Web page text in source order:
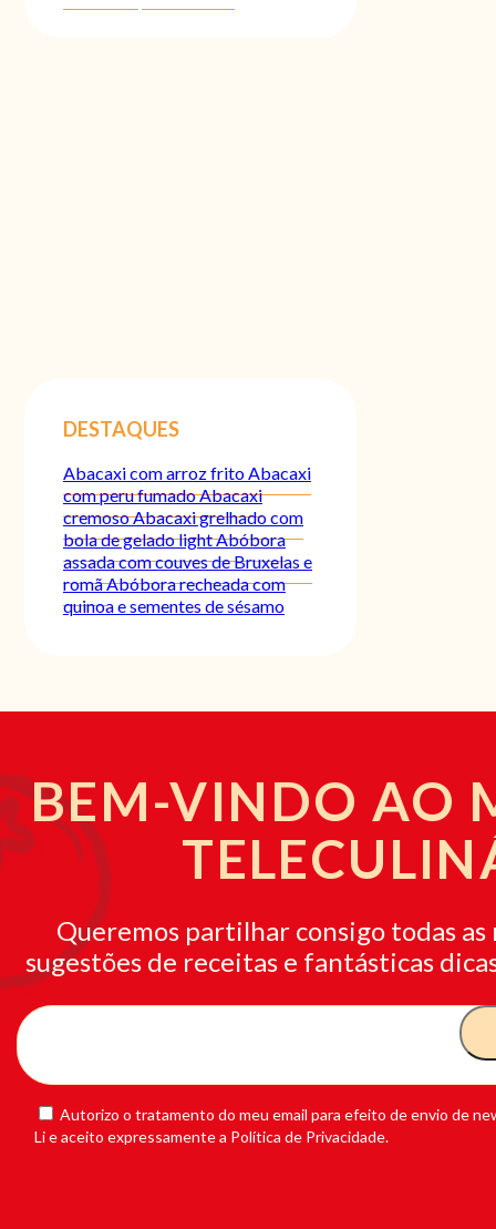
DESTAQUES
Abacaxi com arroz fritoAbacaxi
com peru fumadoAbacaxi
cremosoAbacaxi grelhado com
bola de gelado lightAbóbora
assada com couves de Bruxelas e
romãAbóbora recheada com
quinoa e sementes de sésamo
BEM-VINDO AO
Queremos partilhar consigo todas as
sugestões de receitas e fantásticas
Autorizo o tratamento do meu email para efeito de envio de
Li e aceito expressamente a Política de Privacidade.